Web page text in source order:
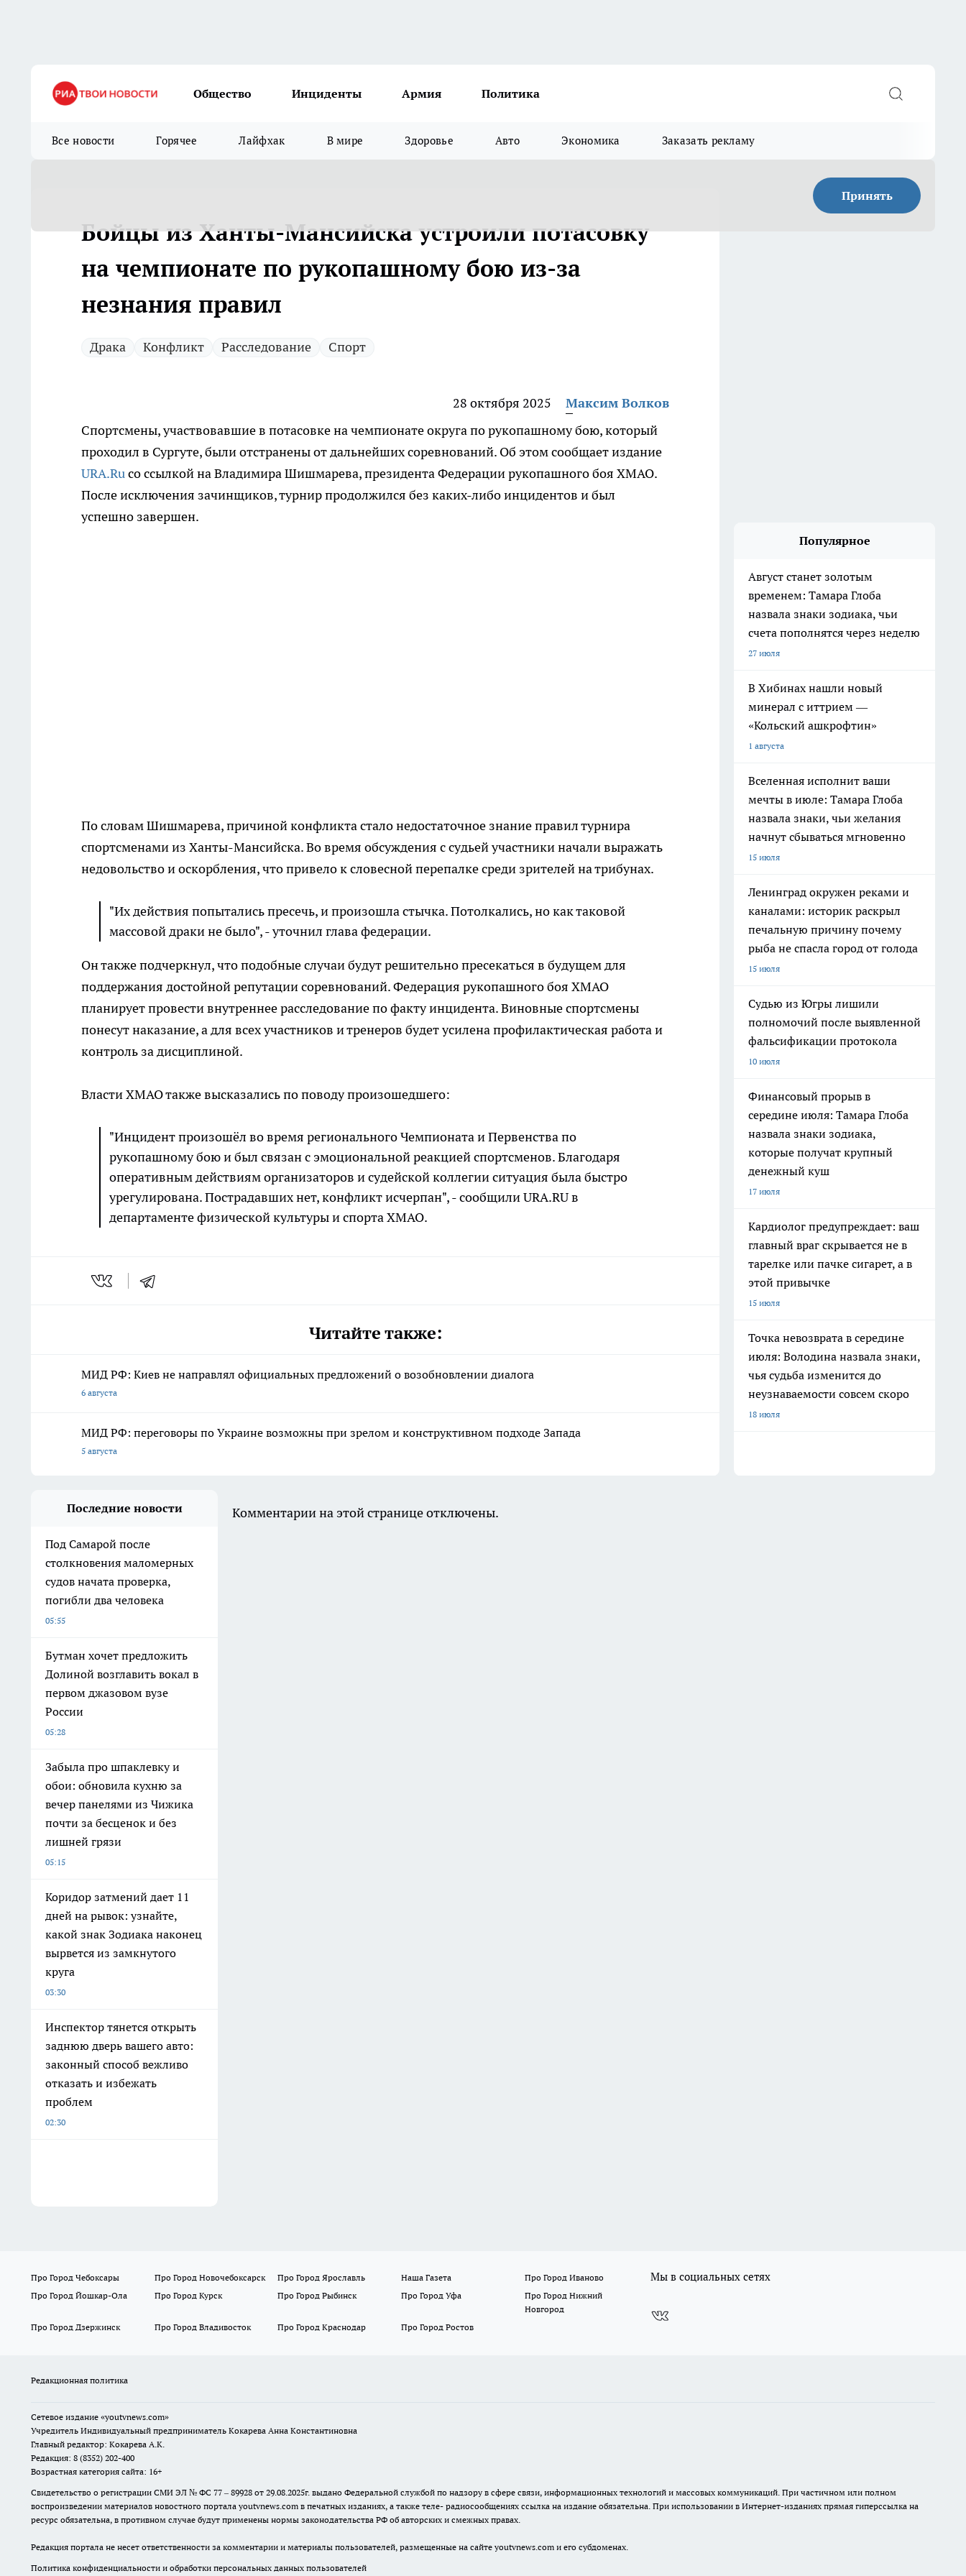
Общество Инциденты Армия Политика
Все новости Горячее Лайфхак В мире Здоровье Авто Экономика Заказать рекламу
Принять
Бойцы из Ханты-Мансийска устроили потасовку
на чемпионате по рукопашному бою из-за
незнания правил
Драка Конфликт Расследование Спорт
28 октября 2025
Максим Волков
Спортсмены, участвовавшие в потасовке на чемпионате округа по рукопашному бою, который
проходил в Сургуте, были отстранены от дальнейших соревнований. Об этом сообщает издание
URA.Ruсо ссылкой на Владимира Шишмарева, президента Федерации рукопашного боя ХМАО.
После исключения зачинщиков, турнир продолжился без каких-либо инцидентов и был
успешно завершен.
По словам Шишмарева, причиной конфликта стало недостаточное знание правил турнира
спортсменами из Ханты-Мансийска. Во время обсуждения с судьей участники начали выражать
недовольство и оскорбления, что привело к словесной перепалке среди зрителей на трибунах.
"Их действия попытались пресечь, и произошла стычка. Потолкались, но как таковой
массовой драки не было", - уточнил глава федерации.
Он также подчеркнул, что подобные случаи будут решительно пресекаться в будущем для
поддержания достойной репутации соревнований. Федерация рукопашного боя ХМАО
планирует провести внутреннее расследование по факту инцидента. Виновные спортсмены
понесут наказание, а для всех участников и тренеров будет усилена профилактическая работа и
контроль за дисциплиной.
Власти ХМАО также высказались по поводу произошедшего:
"Инцидент произошёл во время регионального Чемпионата и Первенства по
рукопашному бою и был связан с эмоциональной реакцией спортсменов. Благодаря
оперативным действиям организаторов и судейской коллегии ситуация была быстро
урегулирована. Пострадавших нет, конфликт исчерпан", - сообщили URA.RU в
департаменте физической культуры и спорта ХМАО.
Читайте также:
МИД РФ: Киев не направлял официальных предложений о возобновлении диалога
6 августа
МИД РФ: переговоры по Украине возможны при зрелом и конструктивном подходе Запада
5 августа
Популярное
Август станет золотым
временем: Тамара Глоба
назвала знаки зодиака, чьи
счета пополнятся через неделю
27 июля
В Хибинах нашли новый
минерал с иттрием —
«Кольский ашкрофтин»
1 августа
Вселенная исполнит ваши
мечты в июле: Тамара Глоба
назвала знаки, чьи желания
начнут сбываться мгновенно
15 июля
Ленинград окружен реками и
каналами: историк раскрыл
печальную причину почему
рыба не спасла город от голода
15 июля
Судью из Югры лишили
полномочий после выявленной
фальсификации протокола
10 июля
Финансовый прорыв в
середине июля: Тамара Глоба
назвала знаки зодиака,
которые получат крупный
денежный куш
17 июля
Кардиолог предупреждает: ваш
главный враг скрывается не в
тарелке или пачке сигарет, а в
этой привычке
15 июля
Точка невозврата в середине
июля: Володина назвала знаки,
чья судьба изменится до
неузнаваемости совсем скоро
18 июля
Последние новости
Под Самарой после
столкновения маломерных
судов начата проверка,
погибли два человека
05:55
Бутман хочет предложить
Долиной возглавить вокал в
первом джазовом вузе
России
05:28
Забыла про шпаклевку и
обои: обновила кухню за
вечер панелями из Чижика
почти за бесценок и без
лишней грязи
05:15
Коридор затмений дает 11
дней на рывок: узнайте,
какой знак Зодиака наконец
вырвется из замкнутого
круга
03:30
Инспектор тянется открыть
заднюю дверь вашего авто:
законный способ вежливо
отказать и избежать
проблем
02:30
Комментарии на этой странице отключены.
Про Город Чебоксары Про Город Новочебоксарск Про Город Ярославль Наша Газета
Про Город Иваново
Про Город Йошкар-Ола
Про Город Курск Про Город Рыбинск Про Город Уфа
Про Город Нижний
Новгород
Про Город Дзержинск
Про Город Владивосток Про Город Краснодар Про Город Ростов
Мы в социальных сетях
Редакционная политика
Сетевое издание «youtvnews.com»
Учредитель Индивидуальный предприниматель Кокарева Анна Константиновна
Главный редактор: Кокарева А.К.
Редакция: 8 (8352) 202-400
Возрастная категория сайта: 16+
Свидетельство о регистрации СМИ ЭЛ № ФС 77 – 89928 от 29.08.2025г. выдано Федеральной службой по надзору в сфере связи, информационных технологий и массовых коммуникаций. При частичном или полном
воспроизведении материалов новостного портала youtvnews.com в печатных изданиях, а также теле- радиосообщениях ссылка на издание обязательна. При использовании в Интернет-изданиях прямая гиперссылка на
ресурс обязательна, в противном случае будут применены нормы законодательства РФ об авторских и смежных правах.
Редакция портала не несет ответственности за комментарии и материалы пользователей, размещенные на сайте youtvnews.com и его субдоменах.
Политика конфиденциальности и обработки персональных данных пользователей